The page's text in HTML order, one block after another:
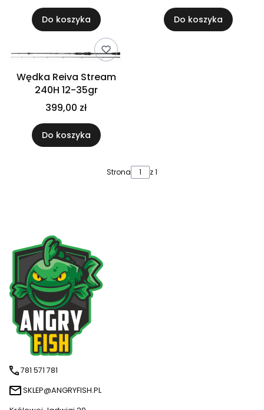
Do koszyka Do koszyka
Wędka Reiva Stream
240H 12-35gr
399,00 zł
Do koszyka
Strona z 1
781 571 781
SKLEP@ANGRYFISH.PL